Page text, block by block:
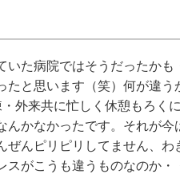
た病院ではそうだったかも
たと思います（笑）何が違
外来共に忙しく休憩もろく
んかなかったです。それが
ぜんピリピリしてません、
スがこうも違うものなのか・